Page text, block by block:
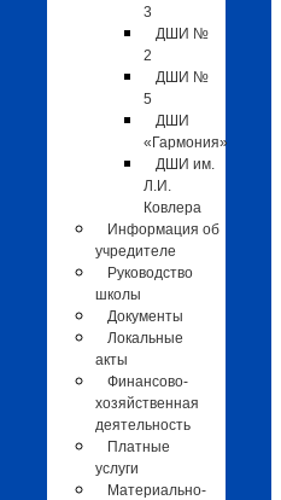
3
ДШИ №
2
ДШИ №
5
ДШИ
«Гармония»
ДШИ им.
Л.И.
Ковлера
Информация об
учредителе
Руководство
школы
Документы
Локальные
акты
Финансово-
хозяйственная
деятельность
Платные
услуги
Материально-